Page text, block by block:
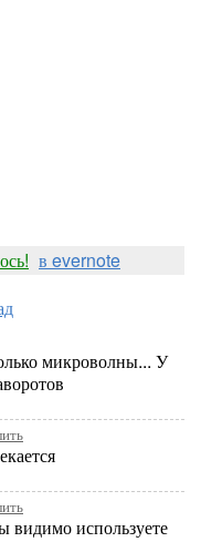
в evernote
микроволны... У
видимо используете